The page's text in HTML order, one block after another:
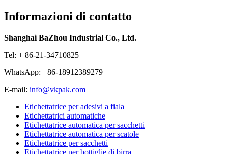
Informazioni di contatto
Shanghai BaZhou Industrial Co., Ltd.
Tel: + 86-21-34710825
WhatsApp: +86-18912389279
E-mail: info@vkpak.com
Etichettatrice per adesivi a fiala
Etichettatrici automatiche
Etichettatrice automatica per sacchetti
Etichettatrice automatica per scatole
Etichettatrice per sacchetti
Etichettatrice per bottiglie di birra